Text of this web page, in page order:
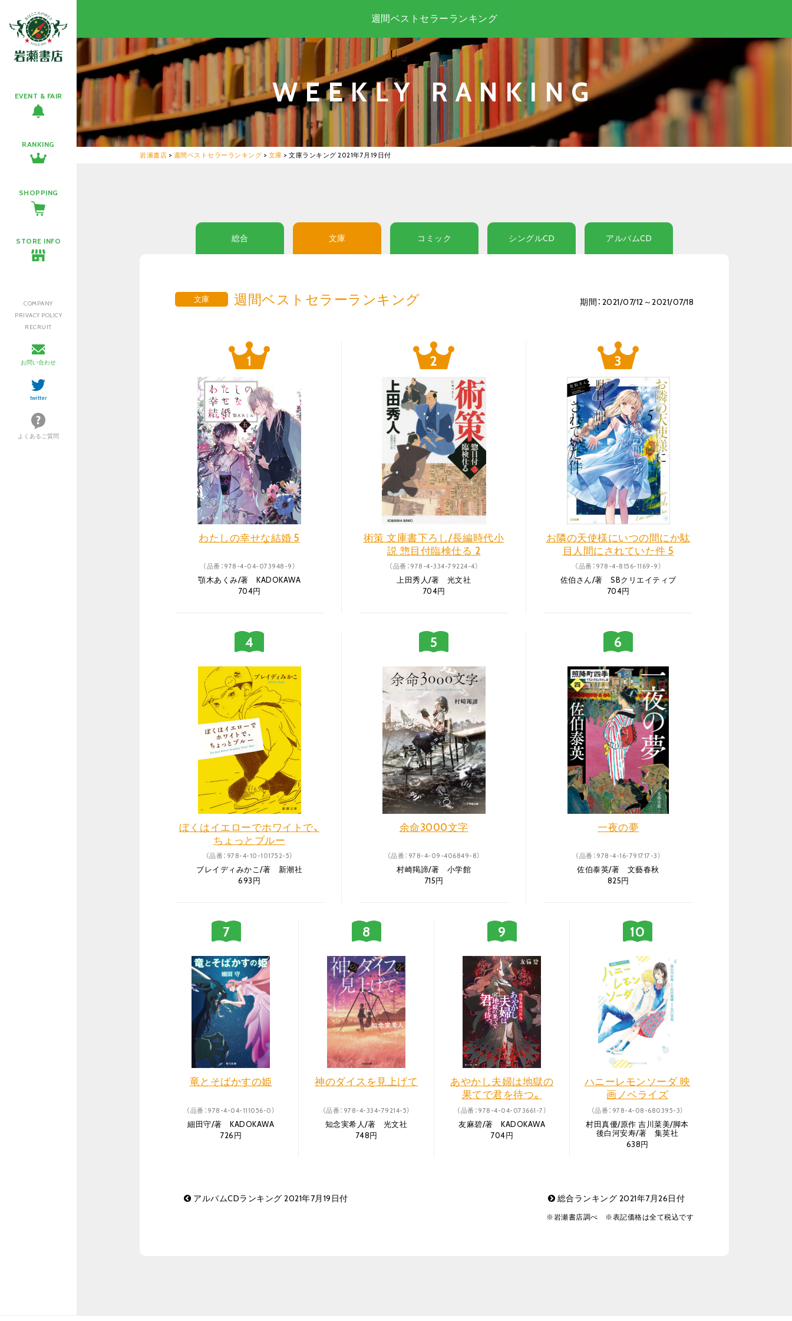
EVENT & FAIR
RANKING
SHOPPING
STORE INFO
COMPANY
PRIVACY POLICY
RECRUIT
お問い合わせ
twitter
よくあるご質問
週間ベストセラーランキング
WEEKLY RANKING
岩瀬書店 > 週間ベストセラーランキング > 文庫 > 文庫ランキング 2021年7月19日付
総合 文庫 コミック シングルCD アルバムCD
文庫 週間ベストセラーランキング 期間：2021/07/12～2021/07/18
わたしの幸せな結婚 5
（品番：978-4-04-073948-9）
顎木あくみ/著 KADOKAWA
704円
術策 文庫書下ろし/長編時代小
説 惣目付臨検仕る 2
（品番：978-4-334-79224-4）
上田秀人/著 光文社
704円
お隣の天使様にいつの間にか駄
目人間にされていた件 5
（品番：978-4-8156-1169-9）
佐伯さん/著 SBクリエイティブ
704円
ぼくはイエローでホワイトで、
ちょっとブルー
（品番：978-4-10-101752-5）
ブレイディみかこ/著 新潮社
693円
余命3000文字
（品番：978-4-09-406849-8）
村崎羯諦/著 小学館
715円
一夜の夢
（品番：978-4-16-791717-3）
佐伯泰英/著 文藝春秋
825円
竜とそばかすの姫
（品番：978-4-04-111056-0）
細田守/著 KADOKAWA
726円
神のダイスを見上げて
（品番：978-4-334-79214-5）
知念実希人/著 光文社
748円
あやかし夫婦は地獄の
果てで君を待つ。
（品番：978-4-04-073661-7）
友麻碧/著 KADOKAWA
704円
ハニーレモンソーダ 映
画ノベライズ
（品番：978-4-08-680395-3）
村田真優/原作 吉川菜美/脚本
後白河安寿/著 集英社
638円
アルバムCDランキング 2021年7月19日付 総合ランキング 2021年7月26日付
※岩瀬書店調べ ※表記価格は全て税込です